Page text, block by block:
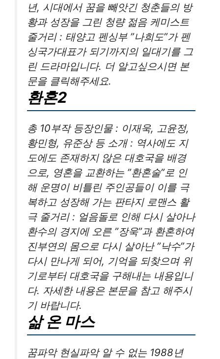
년, 시대에서 꿈을 빼앗긴 청춘들의 방
황과 성장을 그린 청량 젊음 케미스트
줄거리 : 태양고 펜싱부 ”나희도”가 펜
싱국가대표가 되기까지의 일대기를 그
린 드라마입니다. 더 알고싶으시면 본
문을 클릭해주세요.
환혼2
총 10부작 등장인물 : 이재욱, 고윤정,
황민형, 유준상 등 소개 : 역사에도 지
도에도 존재하지 않은 대호국을 배경
으로, 영혼을 교환하는 ”환혼술”로 인
해 운명이 비틀린 주인공들이 이를 극
복하고 성장해 가는 판타지 로맨스 활
극 줄거리 : 얼음돌로 인해 다시 살아나
환수의 경지에 오른 ”장욱”과 환혼하여
진부연의 몸으로 다시 살아난 ”낙수”가
다시 만나게 되어, 기억을 되찾으며 위
기로부터 대호국을 구해내는 내용입니
다. 자세한 내용은 본문을 참고 해주시
기 바랍니다.
삶 온 마스
꿈파악 현실파악 알 수 없는 1988년